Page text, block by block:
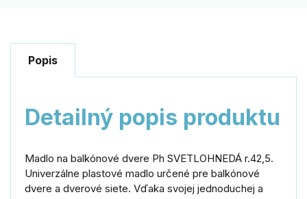
Popis
Detailný popis produktu
Madlo na balkónové dvere Ph SVETLOHNEDÁ ​​r.42,5.
Univerzálne plastové madlo určené pre balkónové
dvere a dverové siete. Vďaka svojej jednoduchej a